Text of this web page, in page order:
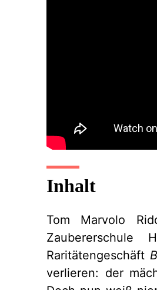
Inhalt
Tom Marvolo
Zaubererschule
Raritätengeschäft
verlieren: der